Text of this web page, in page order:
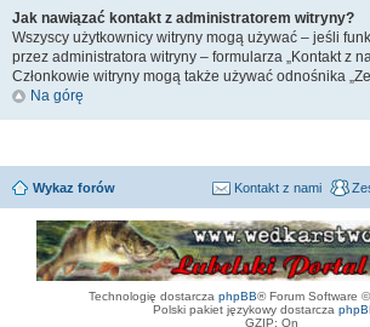
Jak nawiązać kontakt z administratorem witryny?
Wszyscy użytkownicy witryny mogą używać – jeśli
przez administratora witryny – formularza „Kontakt z
Członkowie witryny mogą także używać odnośnika
Na górę
Wykaz forów Kontakt z nami
Technologię dostarcza phpBB® Forum Software
Polski pakiet językowy dostarcza
GZIP: On